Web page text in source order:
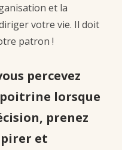
et la
votre vie. Il doit
patron !
percevez
lorsque
prenez
et